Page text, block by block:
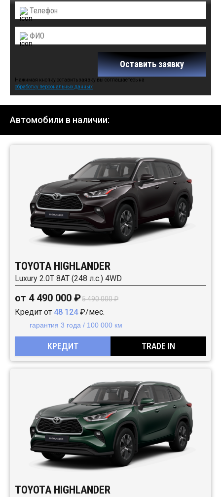
Оставить заявку
Нажимая кнопку оставить заявку вы соглашаетесь на
обработку персональных данных
Автомобили в наличии:
TOYOTA HIGHLANDER
Luxury 2.0T 8AT (248 л.с.) 4WD
от 4 490 000 ₽5 490 000 ₽
Кредит от 48 124₽/мес.
гарантия 3 года / 100 000 км
КРЕДИТ TRADE IN
TOYOTA HIGHLANDER